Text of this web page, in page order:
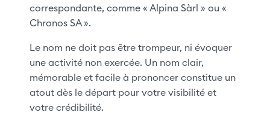
correspondante, comme « Alpina Sàrl » ou «
Chronos SA ».
Le nom ne doit pas être trompeur, ni évoquer
une activité non exercée. Un nom clair,
mémorable et facile à prononcer constitue un
atout dès le départ pour votre visibilité et
votre crédibilité.